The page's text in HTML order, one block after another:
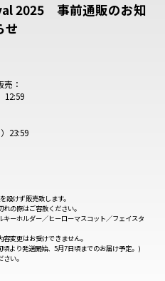
2025 事前通販のお知
せ
：
12:59
23:59
設けず販売致します。
の際はご容赦ください。
ーホルダー／ヒーローマスコット／フェイスタ
変更はお受けできません。
より発送開始、5月7日頃までのお届け予定。)
い。